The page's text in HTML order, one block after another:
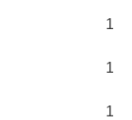
1
1
1